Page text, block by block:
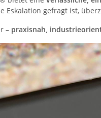
Eskalation gefragt ist,
– praxisnah,